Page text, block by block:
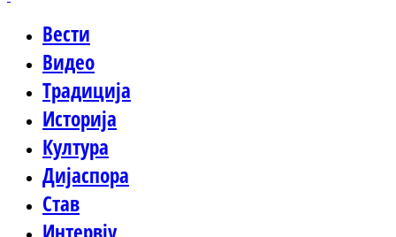
Вести
Видео
Традиција
Историја
Култура
Дијаспора
Став